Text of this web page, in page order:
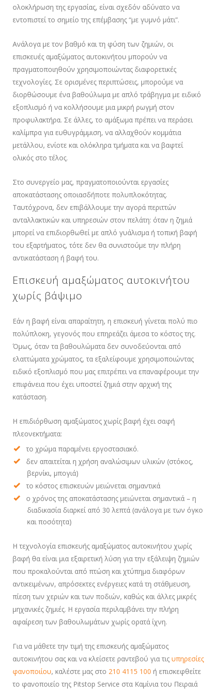
ολοκλήρωση της εργασίας, είναι σχεδόν αδύνατο να
εντοπιστεί το σημείο της επέμβασης “με γυμνό μάτι”.
Ανάλογα με τον βαθμό και τη φύση των ζημιών, οι
επισκευές αμαξώματος αυτοκινήτου μπορούν να
πραγματοποιηθούν χρησιμοποιώντας διαφορετικές
τεχνολογίες. Σε ορισμένες περιπτώσεις, μπορούμε να
διορθώσουμε ένα βαθούλωμα με απλό τράβηγμα με ειδικό
εξοπλισμό ή να κολλήσουμε μια μικρή ρωγμή στον
προφυλακτήρα. Σε άλλες, το αμάξωμα πρέπει να περάσει
καλίμπρα για ευθυγράμμιση, να αλλαχθούν κομμάτια
μετάλλου, ενίοτε και ολόκληρα τμήματα και να βαφτεί
ολικός στο τέλος.
Στο συνεργείο μας, πραγματοποιούνται εργασίες
αποκατάστασης οποιασδήποτε πολυπλοκότητας.
Ταυτόχρονα, δεν επιβάλλουμε την αγορά περιττών
ανταλλακτικών και υπηρεσιών στον πελάτη: όταν η ζημιά
μπορεί να επιδιορθωθεί με απλό γυάλισμα ή τοπική βαφή
του εξαρτήματος, τότε δεν θα συνιστούμε την πλήρη
αντικατάσταση ή βαφή του.
Επισκευή αμαξώματος αυτοκινήτου
χωρίς βάψιμο
Εάν η βαφή είναι απαραίτητη, η επισκευή γίνεται πολύ πιο
πολύπλοκη, γεγονός που επηρεάζει άμεσα το κόστος της.
Όμως, όταν τα βαθουλώματα δεν συνοδεύονται από
ελαττώματα χρώματος, τα εξαλείφουμε χρησιμοποιώντας
ειδικό εξοπλισμό που μας επιτρέπει να επαναφέρουμε την
επιφάνεια που έχει υποστεί ζημιά στην αρχική της
κατάσταση.
Η επιδιόρθωση αμαξώματος χωρίς βαφή έχει σαφή
πλεονεκτήματα:
το χρώμα παραμένει εργοστασιακό.
δεν απαιτείται η χρήση αναλώσιμων υλικών (στόκος,
βερνίκι, μπογιά)
το κόστος επισκευών μειώνεται σημαντικά
ο χρόνος της αποκατάστασης μειώνεται σημαντικά – η
διαδικασία διαρκεί από 30 λεπτά (ανάλογα με των όγκο
και ποσότητα)
Η τεχνολογία επισκευής αμαξώματος αυτοκινήτου χωρίς
βαφή θα είναι μια εξαιρετική λύση για την εξάλειψη ζημιών
που προκαλούνται από πτώση και χτύπημα διαφόρων
αντικειμένων, απρόσεκτες ενέργειες κατά τη στάθμευση,
πίεση των χεριών και των ποδιών, καθώς και άλλες μικρές
μηχανικές ζημιές. Η εργασία περιλαμβάνει την πλήρη
αφαίρεση των βαθουλωμάτων χωρίς ορατά ίχνη.
Για να μάθετε την τιμή της επισκευής αμαξώματος
αυτοκινήτου σας και να κλείσετε ραντεβού για τιςυπηρεσίες
φανοποιίου, καλέστε μας στο 210 4115 100 ή επισκεφθείτε
το φανοποιείο της Pitstop Service στα Καμίνια του Πειραιά